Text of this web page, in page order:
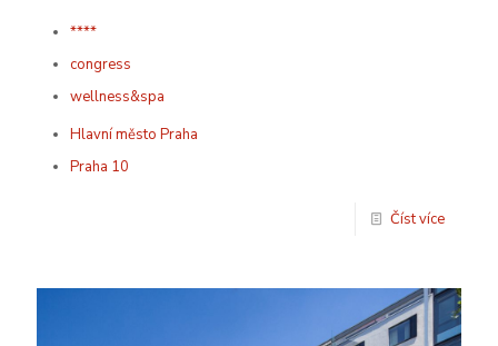
****
congress
wellness&spa
Hlavní město Praha
Praha 10
Číst více